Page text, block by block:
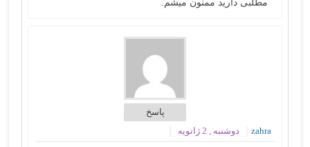
مطلبی دارید ممنون میشم.
پاسخ
zahra
دوشنبه , 2 ژانویه